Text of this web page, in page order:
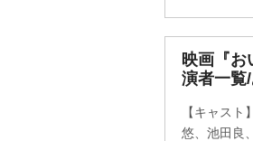
映画『お
演者一覧
【キャス
悠、池田良